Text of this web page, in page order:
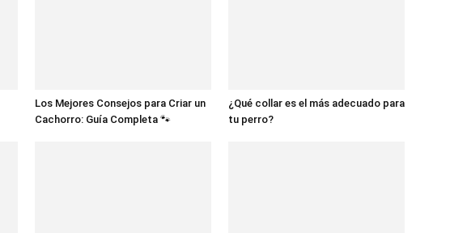
Los Mejores Consejos para Criar un
Cachorro: Guía Completa 🐾
¿Qué collar es el más adecuado para
tu perro?